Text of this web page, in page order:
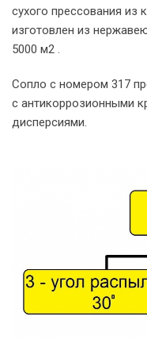
сухого прессования из
изготовлен из
5000 м2 .
Сопло с номером 317
с антикоррозионными
дисперсиями.